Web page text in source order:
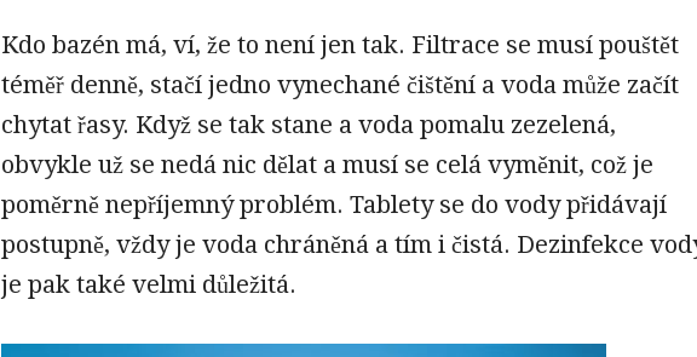
Kdo bazén má, ví, že to není jen tak. Filtrace se musí pouštět
téměř denně, stačí jedno vynechané čištění a voda může začít
chytat řasy. Když se tak stane a voda pomalu zezelená,
obvykle už se nedá nic dělat a musí se celá vyměnit, což je
poměrně nepříjemný problém. Tablety se do vody přidávají
postupně, vždy je voda chráněná a tím i čistá. Dezinfekce
je pak také velmi důležitá.